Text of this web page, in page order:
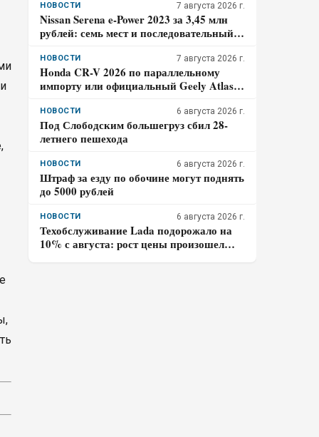
НОВОСТИ 7 августа 2026 г.
Nissan Serena e-Power 2023 за 3,45 млн
рублей: семь мест и последовательный
быть выгодой
НОВОСТИ 7 августа 2026 г.
Honda CR-V 2026 по параллельному
импорту или официальный Geely Atlas:
риск для бюджета дороже
НОВОСТИ 6 августа 2026 г.
Под Слободским большегруз сбил 28-
летнего пешехода
НОВОСТИ 6 августа 2026 г.
Штраф за езду по обочине могут поднять
до 5000 рублей
НОВОСТИ 6 августа 2026 г.
Техобслуживание Lada подорожало на
10% с августа: рост цены произошел